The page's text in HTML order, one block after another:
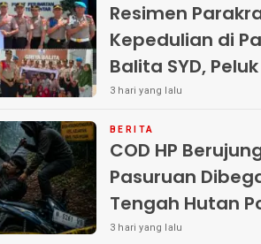
Resimen
Kepedulian di
Balita SYD,
Terlantar
3 hari yang lalu
BERITA
COD HP
Pasuruan
Tengah Hutan Polisi Buru Tiga
Pelaku
3 hari yang lalu